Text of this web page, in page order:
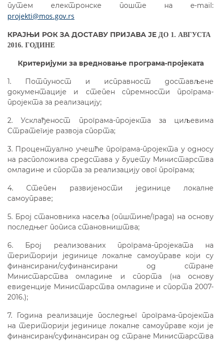
путем електронске поште на e-mail:
projekti@mos.gov.rs
КРАЈЊИ РОК ЗА ДОСТАВУ ПРИЈАВА ЈЕ ДО 1. AВГУСТА
2016. ГОДИНЕ
Критеријуми за вредновање програма-пројеката
1. Потпуност и исправност достављене
документације и степен спремности програма-
пројекта за реализацију;
2. Усклађеност програма-пројекта за циљевима
Стратегије развоја спорта;
3. Процентуално учешће програма-пројекта у односу
на расположива средстава у буџету Министарства
омладине и спорта за реализацију овог програма;
4. Степен развијености јединице локалне
самоуправе;
5. Број становника насеља (општинe/градa) на основу
последњег пописа становништва;
6. Број реализованих програма-пројеката на
територији јединице локалне самоуправе који су
финансирани/суфинансирани од стране
Министарства омладине и спорта (на основу
евиденције Министарства омладине и спорта 2007-
2016.);
7. Година реализације последњег програма-пројекта
на територији јединице локалне самоуправе који је
финансиран/суфинансиран од стране Министарства